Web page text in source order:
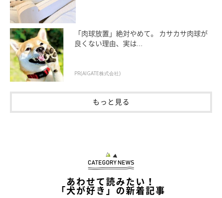
「肉球放置」絶対やめて。 カサカサ肉球が
良くない理由、実は...
PR(AIGATE株式会社)
もっと見る
あわせて読みたい！
「犬が好き」の新着記事